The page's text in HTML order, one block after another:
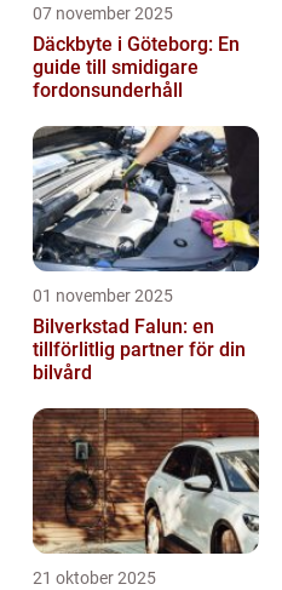
07 november 2025
Däckbyte i Göteborg: En
guide till smidigare
fordonsunderhåll
01 november 2025
Bilverkstad Falun: en
tillförlitlig partner för din
bilvård
21 oktober 2025